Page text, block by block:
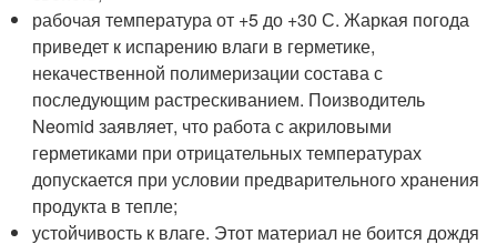
рабочая температура от +5 до +30 С. Жаркая погода
приведет к испарению влаги в герметике,
некачественной полимеризации состава с
последующим растрескиванием. Поизводитель
Neomid заявляет, что работа с акриловыми
герметиками при отрицательных температурах
допускается при условии предварительного хранения
продукта в тепле;
устойчивость к влаге. Этот материал не боится дождя